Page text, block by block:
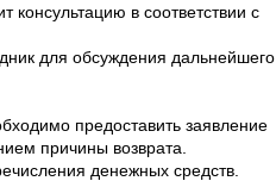
консультацию в соответствии с
для обсуждения дальнейшего
предоставить заявление
причины возврата.
денежных средств.